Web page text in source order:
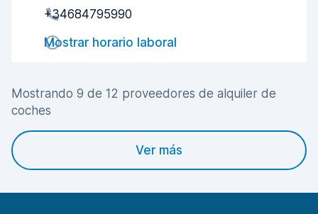
Rapidez en la recogida
Rapidez en la entrega
Estado del vehículo
+34684795990
Mostrar horario laboral
Mostrando 9 de 12 proveedores de alquiler de
coches
Ver más